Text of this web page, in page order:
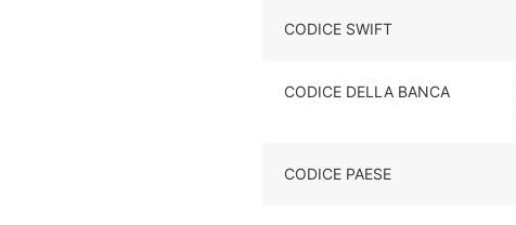
CODICE SWIFT
CODICE DELLA BANCA
CODICE PAESE